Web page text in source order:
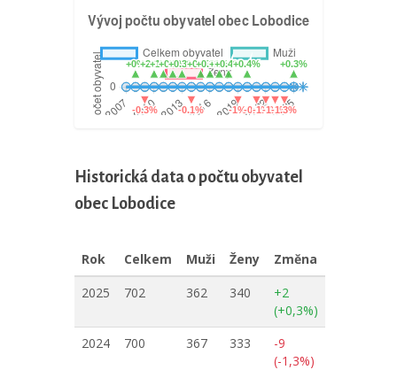
Historická data o počtu obyvatel
obec Lobodice
Rok Celkem Muži Ženy
Změna
2025
702 362 340
+2
(+0,3%)
2024
700 367 333
-9
(-1,3%)